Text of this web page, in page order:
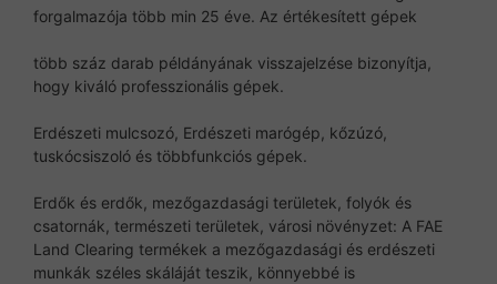
forgalmazója több min 25 éve. Az értékesített gépek
több száz darab példányának visszajelzése bizonyítja,
hogy kiváló professzionális gépek.
Erdészeti mulcsozó, Erdészeti marógép, kőzúzó,
tuskócsiszoló és többfunkciós gépek.
Erdők és erdők, mezőgazdasági területek, folyók és
csatornák, természeti területek, városi növényzet: A FAE
Land Clearing termékek a mezőgazdasági és erdészeti
munkák széles skáláját teszik, könnyebbé is